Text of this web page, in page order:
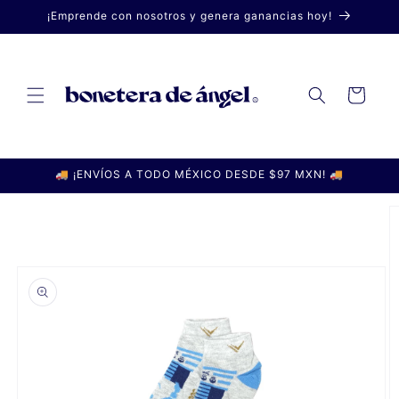
directamente
al contenido
¡Emprende con nosotros y genera ganancias hoy!
Carrito
🚚 ¡ENVÍOS A TODO MÉXICO DESDE $97 MXN! 🚚